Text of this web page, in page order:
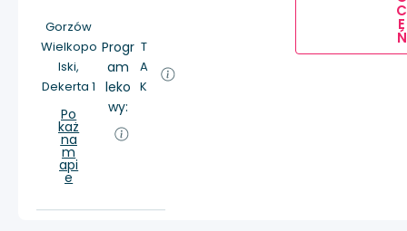
Gorzów
Wielkopo
lski,
Dekerta 1
Po
każ
na
m
api
e
Progr
am
leko
wy:
T
A
K
C
E
Ń